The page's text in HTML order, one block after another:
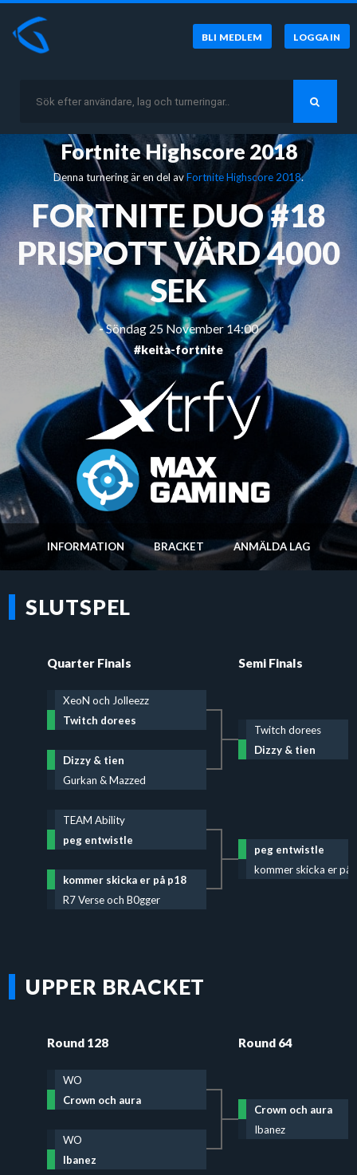
BLI MEDLEM LOGGA IN
Fortnite Highscore 2018
Denna turnering är en del avFortnite Highscore 2018.
FORTNITE DUO #18
PRISPOTT VÄRD 4000
SEK
-Söndag 25 November 14:00
#keita-fortnite
INFORMATION BRACKET ANMÄLDA LAG
SLUTSPEL
Quarter Finals
XeoN och Jolleezz
Twitch dorees
Dizzy & tien
Gurkan & Mazzed
TEAM Ability
peg entwistle
kommer skicka er på p18
R7 Verse och B0gger
Semi Finals
Twitch dorees
Dizzy & tien
peg entwistle
kommer skicka er på
UPPER BRACKET
Round 128
WO
Crown och aura
WO
Ibanez
Round 64
Crown och aura
Ibanez